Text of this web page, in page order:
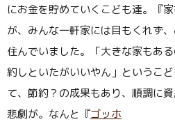
にお金を貯めていくこども達。『
が、みんな一軒家には目もくれず
住んでいました。「大きな家もあ
約しといたがいいやん」というこ
て、節約？の成果もあり、順調に
悲劇が。なんと『ゴッホ